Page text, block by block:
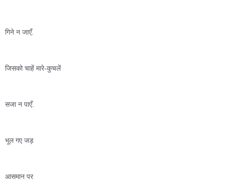
गिने न जाएँ.
जिसको चाहें मारे-कुचलें
सजा न पाएँ.
भूल गए जड़
आसमान पर